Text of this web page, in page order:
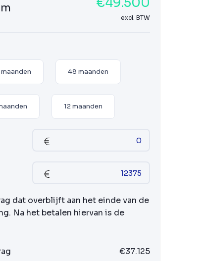
excl. BTW
48 maanden
12 maanden
dat overblijft aan het einde van de
Na het betalen hiervan is de
€37.125